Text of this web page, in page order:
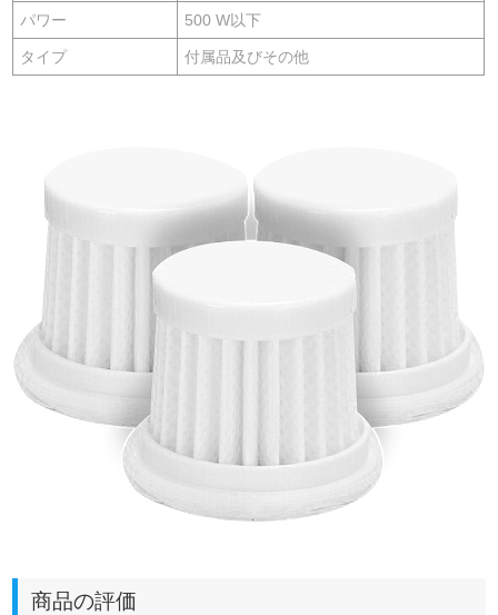
パワー 500 W以下
タイプ 付属品及びその他
商品の評価